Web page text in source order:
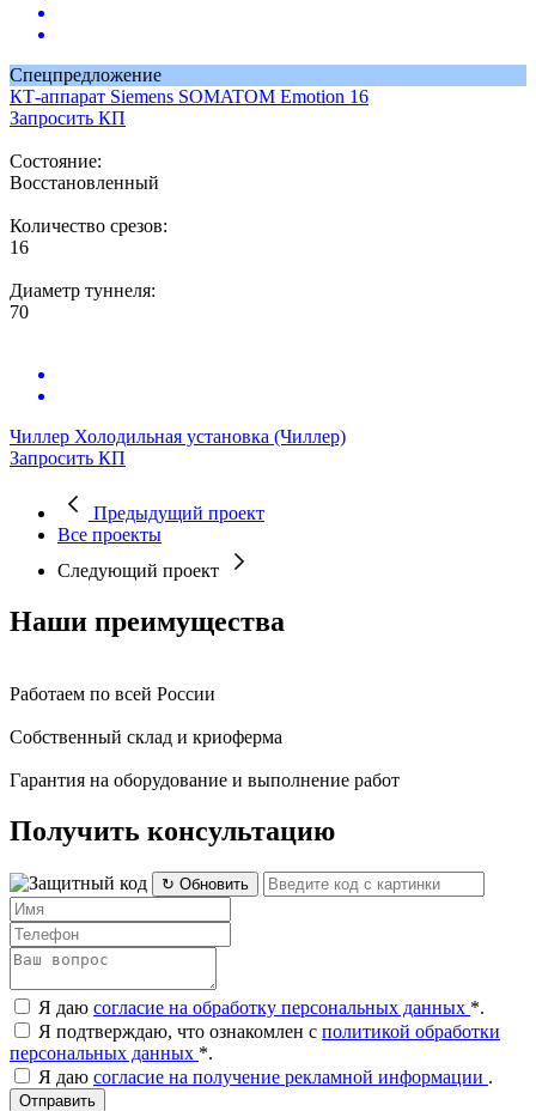
Спецпредложение
КТ-аппарат Siemens SOMATOM Emotion 16
Запросить КП
Состояние:
Восстановленный
Количество срезов:
16
Диаметр туннеля:
70
Чиллер Холодильная установка (Чиллер)
Запросить КП
Предыдущий проект
Все проекты
Следующий проект
Наши преимущества
Работаем по всей России
Собственный склад и криоферма
Гарантия на оборудование и выполнение работ
Получить консультацию
↻ Обновить
Я даю согласие на обработку персональных данных *.
Я подтверждаю, что ознакомлен с политикой обработки
персональных данных *.
Я даю согласие на получение рекламной информации .
Отправить